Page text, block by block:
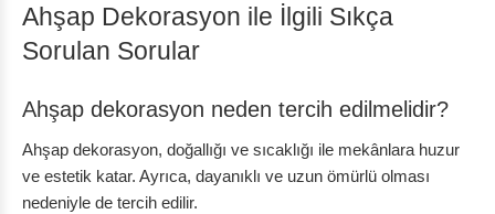
Ahşap Dekorasyon ile İlgili Sıkça
Sorulan Sorular
Ahşap dekorasyon neden tercih edilmelidir?
Ahşap dekorasyon, doğallığı ve sıcaklığı ile mekânlara huzur
ve estetik katar. Ayrıca, dayanıklı ve uzun ömürlü olması
nedeniyle de tercih edilir.